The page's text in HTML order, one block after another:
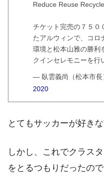
Reduce Reuse
チケット完売の７５０
たアルウィンで、コロ
環境と松本山雅の勝利
クインセレモニーを
— 臥雲義尚（松本市長
2020
とてもサッカーが好き
しかし、これでクラス
をとるつもりだったので